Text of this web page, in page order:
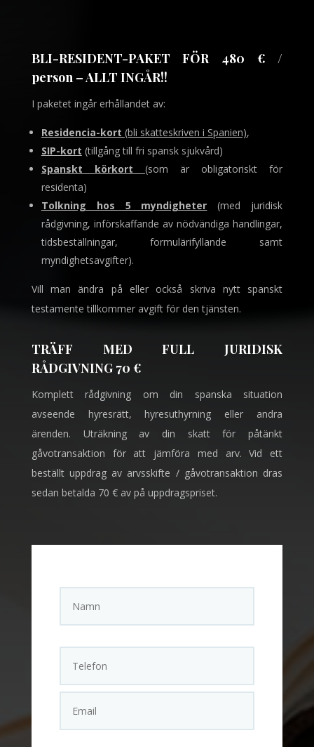
BLI-RESIDENT-PAKET FÖR 480 € /
person – ALLT INGÅR!!
I paketet ingår erhållandet av:
Residencia-kort (bli skatteskriven i Spanien),
SIP-kort (tillgång till fri spansk sjukvård)
Spanskt körkort (som är obligatoriskt för
residenta)
Tolkning hos 5 myndigheter (med juridisk
rådgivning, införskaffande av nödvändiga handlingar,
tidsbeställningar, formulärifyllande samt
myndighetsavgifter).
Vill man ändra på eller också skriva nytt spanskt
testamente tillkommer avgift för den tjänsten.
TRÄFF MED FULL JURIDISK
RÅDGIVNING 70 €
Komplett rådgivning om din spanska situation
avseende hyresrätt, hyresuthyrning eller andra
ärenden. Uträkning av din skatt för påtänkt
gåvotransaktion för att jämföra med arv. Vid ett
beställt uppdrag av arvsskifte / gåvotransaktion dras
sedan betalda 70 € av på uppdragspriset.